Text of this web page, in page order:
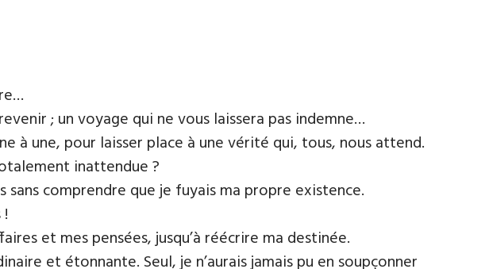
; un voyage qui ne vous laissera pas indemne…
à une, pour laisser place à une vérité qui, tous, nous attend.
inattendue ?
comprendre que je fuyais ma propre existence.
et mes pensées, jusqu’à réécrire ma destinée.
et étonnante. Seul, je n’aurais jamais pu en soupçonner